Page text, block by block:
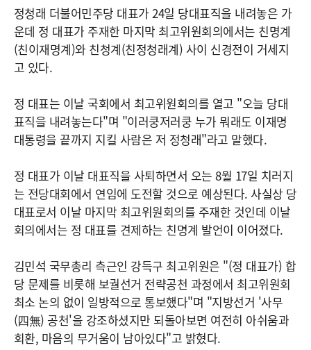
정청래 더불어민주당 대표가 24일 당대표직을 내려놓은 가
운데 정 대표가 주재한 마지막 최고위원회의에서는 친명계
(친이재명계)와 친청계(친정청래계) 사이 신경전이 거세지
고 있다.
정 대표는 이날 국회에서 최고위원회의를 열고 "오늘 당대
표직을 내려놓는다"며 "이러쿵저러쿵 누가 뭐래도 이재명
대통령을 끝까지 지킬 사람은 저 정청래"라고 말했다.
정 대표가 이날 대표직을 사퇴하면서 오는 8월 17일 치러지
는 전당대회에서 연임에 도전할 것으로 예상된다. 사실상 당
대표로서 이날 마지막 최고위원회의를 주재한 것인데 이날
회의에서는 정 대표를 견제하는 친명계 발언이 이어졌다.
김민석 국무총리 측근인 강득구 최고위원은 "(정 대표가) 합
당 문제를 비롯해 보궐선거 전략공천 과정에서 최고위원회
최소 논의 없이 일방적으로 통보했다"며 "지방선거 '사무
(四無) 공천'을 강조하셨지만 되돌아보면 여전히 아쉬움과
회환, 마음의 무거움이 남아있다"고 밝혔다.